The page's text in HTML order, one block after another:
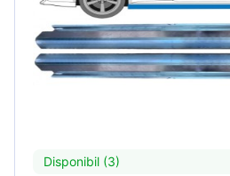
Disponibil (3)